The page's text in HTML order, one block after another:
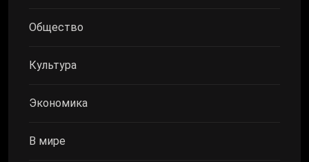
Общество
Культура
Экономика
В мире